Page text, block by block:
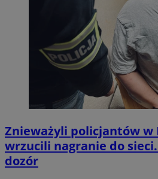
Znieważyli policjantów w
wrzucili nagranie do
dozór